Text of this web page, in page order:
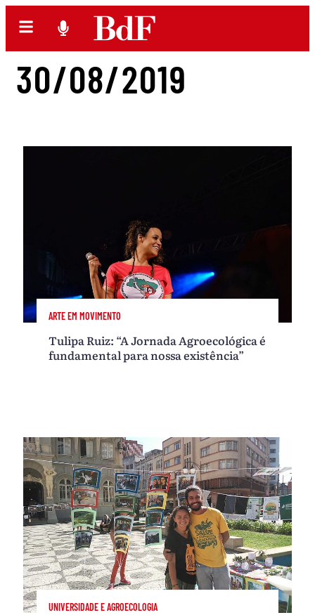
30/08/2019
ARTE EM MOVIMENTO
Tulipa Ruiz: “A Jornada Agroecológica é
fundamental para nossa existência”
UNIVERSIDADE E AGROECOLOGIA